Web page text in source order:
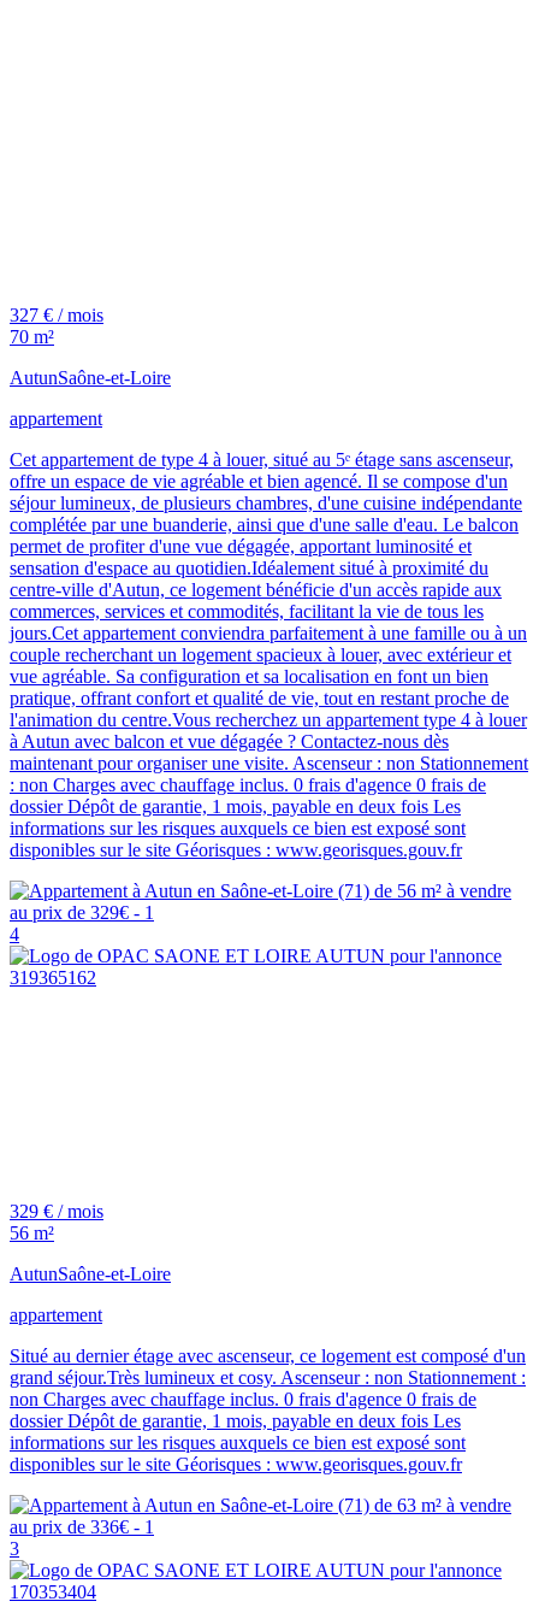
327 € / mois
70 m²
AutunSaône-et-Loire
appartement
Cet appartement de type 4 à louer, situé au 5ᵉ étage sans ascenseur,
offre un espace de vie agréable et bien agencé. Il se compose d'un
séjour lumineux, de plusieurs chambres, d'une cuisine indépendante
complétée par une buanderie, ainsi que d'une salle d'eau. Le balcon
permet de profiter d'une vue dégagée, apportant luminosité et
sensation d'espace au quotidien.Idéalement situé à proximité du
centre-ville d'Autun, ce logement bénéficie d'un accès rapide aux
commerces, services et commodités, facilitant la vie de tous les
jours.Cet appartement conviendra parfaitement à une famille ou à un
couple recherchant un logement spacieux à louer, avec extérieur et
vue agréable. Sa configuration et sa localisation en font un bien
pratique, offrant confort et qualité de vie, tout en restant proche de
l'animation du centre.Vous recherchez un appartement type 4 à louer
à Autun avec balcon et vue dégagée ? Contactez-nous dès
maintenant pour organiser une visite. Ascenseur : non Stationnement
: non Charges avec chauffage inclus. 0 frais d'agence 0 frais de
dossier Dépôt de garantie, 1 mois, payable en deux fois Les
informations sur les risques auxquels ce bien est exposé sont
disponibles sur le site Géorisques : www.georisques.gouv.fr
4
329 € / mois
56 m²
AutunSaône-et-Loire
appartement
Situé au dernier étage avec ascenseur, ce logement est composé d'un
grand séjour.Très lumineux et cosy. Ascenseur : non Stationnement :
non Charges avec chauffage inclus. 0 frais d'agence 0 frais de
dossier Dépôt de garantie, 1 mois, payable en deux fois Les
informations sur les risques auxquels ce bien est exposé sont
disponibles sur le site Géorisques : www.georisques.gouv.fr
3